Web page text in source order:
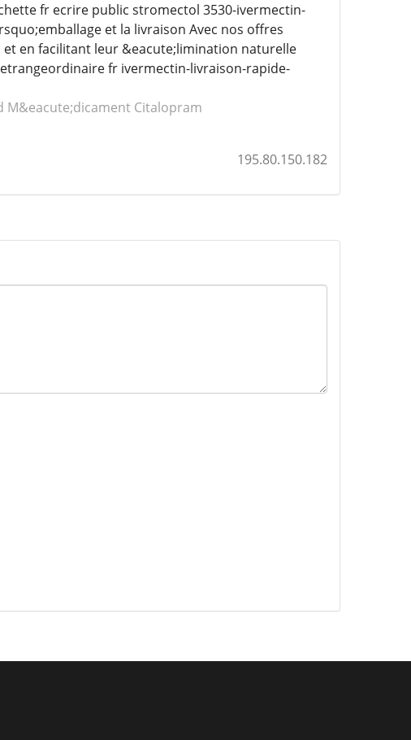
fr ecrire public stromectol 3530-ivermectin-
et la livraison Avec nos offres
en facilitant leur &eacute;limination naturelle
fr ivermectin-livraison-rapide-
M&eacute;dicament Citalopram
195.80.150.182